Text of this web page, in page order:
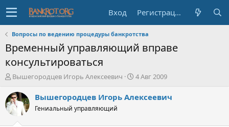
Вход Регистрация
Вопросы по ведению процедуры банкротства
Временный управляющий вправе
консультироваться
А
т
о
р
Вышегородцев Игорь Алексеевич
Д
т
4 Авг 2009
Вышегородцев Игорь Алексеевич
Гениальный управляющий